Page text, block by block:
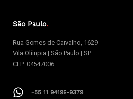
São Paulo.
Rua Gomes de Carvalho, 1629
Vila Olímpia | São Paulo | SP
CEP: 04547006
+55 11 94199-9379